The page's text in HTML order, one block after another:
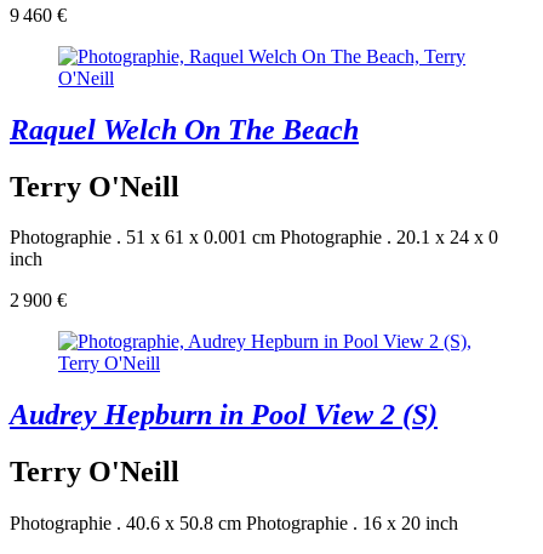
9 460 €
Raquel Welch On The Beach
Terry O'Neill
Photographie . 51 x 61 x 0.001 cm Photographie . 20.1 x 24 x 0
inch
2 900 €
Audrey Hepburn in Pool View 2 (S)
Terry O'Neill
Photographie . 40.6 x 50.8 cm Photographie . 16 x 20 inch